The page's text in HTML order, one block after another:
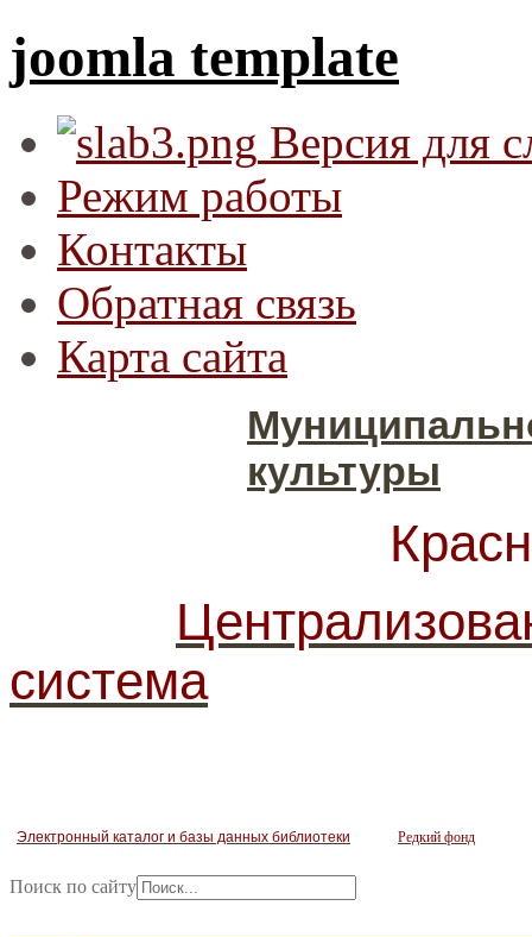
joomla template
Версия для
Режим работы
Контакты
Обратная связь
Карта сайта
культуры
система
Электронный каталог и базы данных библиотеки Редкий фонд
Поиск по сайту